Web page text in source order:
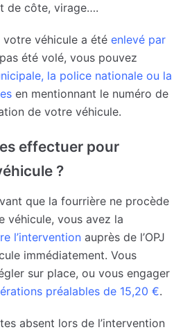
de côte, virage….
votre véhicule a été enlevé par
pas été volé, vous pouvez
la police nationale ou la
en mentionnant le numéro de
de votre véhicule.
effectuer pour
?
que la fourrière ne procède
véhicule, vous avez la
l’intervention auprès de l’OPJ
immédiatement. Vous
sur place, ou vous engager
préalables de 15,20 €.
absent lors de l’intervention